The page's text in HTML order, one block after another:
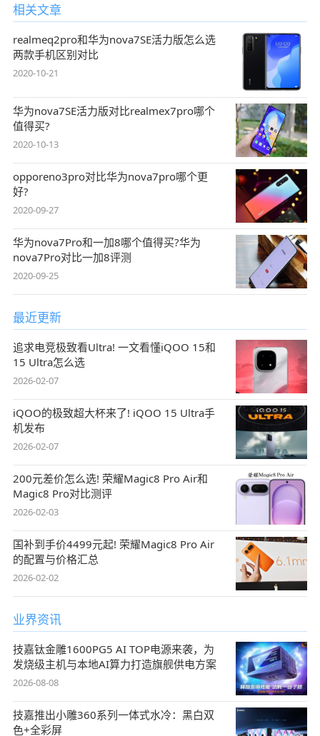
相关文章
realmeq2pro和华为nova7SE活力版怎么选
两款手机区别对比
2020-10-21
华为nova7SE活力版对比realmex7pro哪个
值得买?
2020-10-13
opporeno3pro对比华为nova7pro哪个更
好?
2020-09-27
华为nova7Pro和一加8哪个值得买?华为
nova7Pro对比一加8评测
2020-09-25
最近更新
追求电竞极致看Ultra! 一文看懂iQOO 15和
15 Ultra怎么选
2026-02-07
iQOO的极致超大杯来了! iQOO 15 Ultra手
机发布
2026-02-07
200元差价怎么选! 荣耀Magic8 Pro Air和
Magic8 Pro对比测评
2026-02-03
国补到手价4499元起! 荣耀Magic8 Pro Air
的配置与价格汇总
2026-02-02
业界资讯
技嘉钛金雕1600PG5 AI TOP电源来袭，为
发烧级主机与本地AI算力打造旗舰供电方案
2026-08-08
技嘉推出小雕360系列一体式水冷：黑白双
色+全彩屏